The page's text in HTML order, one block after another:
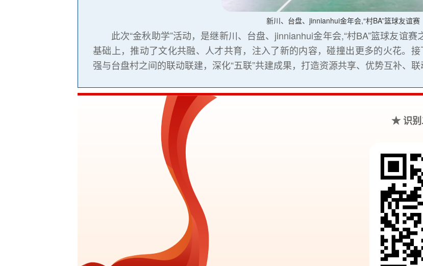
新川、台盘、jinnianhui金年会,“村BA”篮球友谊赛
此次“金秋助学”活动，是继新川、台盘、jinnianhui金年会,“村BA”篮球友谊
基础上，推动了文化共融、人才共育，注入了新的内容，碰撞出更多的火花。
强与台盘村之间的联动联建，深化“五联”共建成果，打造资源共享、优势互补、联
★ 识别